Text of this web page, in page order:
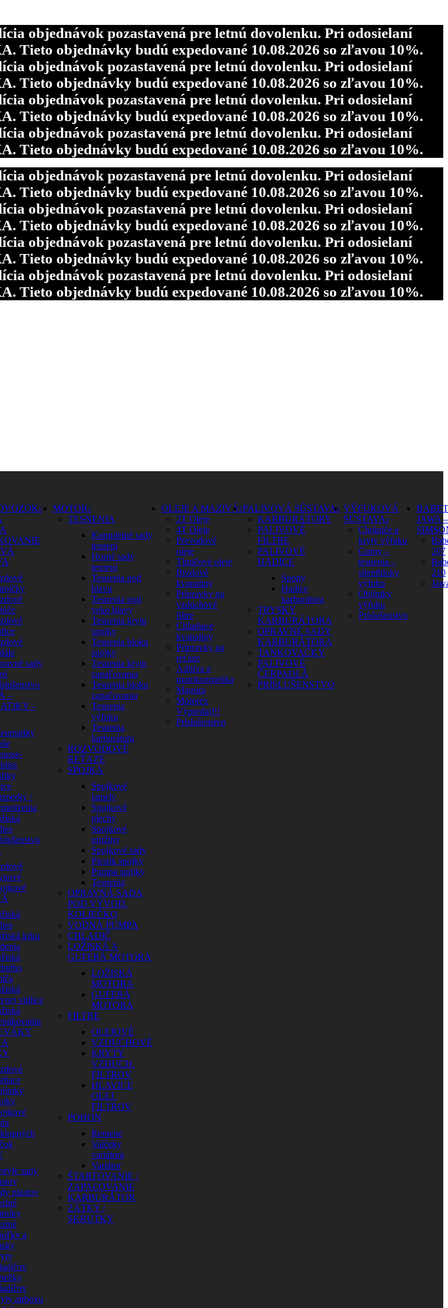
objednávky budú expedované 10.08.2026 so zľavou 10%.
objednávok pozastavená pre letnú dovolenku. Pri odosielaní
Tieto objednávky budú expedované 10.08.2026 so zľavou 10%.
objednávok pozastavená pre letnú dovolenku. Pri odosielaní
Tieto objednávky budú expedované 10.08.2026 so zľavou 10%.
objednávok pozastavená pre letnú dovolenku. Pri odosielaní
Tieto objednávky budú expedované 10.08.2026 so zľavou 10%.
objednávok pozastavená pre letnú dovolenku. Pri odosielaní
Tieto objednávky budú expedované 10.08.2026 so zľavou 10%.
objednávok pozastavená pre letnú dovolenku. Pri odosielaní
Tieto objednávky budú expedované 10.08.2026 so zľavou 10%.
objednávok pozastavená pre letnú dovolenku. Pri odosielaní
Tieto objednávky budú expedované 10.08.2026 so zľavou 10%.
objednávok pozastavená pre letnú dovolenku. Pri odosielaní
Tieto objednávky budú expedované 10.08.2026 so zľavou 10%.
objednávok pozastavená pre letnú dovolenku. Pri odosielaní
Tieto objednávky budú expedované 10.08.2026 so zľavou 10%.
objednávok pozastavená pre letnú dovolenku. Pri odosielaní
Tieto objednávky budú expedované 10.08.2026 so zľavou 10%.
objednávok pozastavená pre letnú dovolenku. Pri odosielaní
Tieto objednávky budú expedované 10.08.2026 so zľavou 10%.
sady
–
–
/
krku
vidlice
sady
plastov
a
airboxu
MOTOR
TESNENIA
Kompletné sady
tesnení
Horné sady
tesnení
Tesnenia pod
hlavu
Tesnenia pod
veko hlavy
Tesnenia krytu
spojky
Tesnenia bloku
spojky
Tesnenia krytu
zapaľovania
Tesnenia bloku
zapaľovania
Tesnenia
výfuku
Tesnenia
karburátora
ROZVODOVÉ
REŤAZE
SPOJKA
Spojkové
lamely
Spojkové
plechy
Spojkové
pružiny
Spojkové sady
Piestik spojky
Pumpa spojky
Tesnenia
OPRAVNÁ SADA
POD VÝVOD.
KOLIEČKO
VODNÁ PUMPA
CHLADIČ
LOŽISKÁ A
GUFERÁ MOTORA
LOŽISKÁ
MOTORA
GUFERÁ
MOTORA
FILTRE
OLEJOVÉ
VZDUCHOVÉ
KRYTY
VZDUCH.
FILTROV
HLAVICE
OLEJ.
FILTROV
POHON
Remene
Valčeky
variátora
Variátor
ŠTARTOVANIE /
ZAPAĽOVANIE
KARBURÁTOR
ZÁTKY /
SKRUTKY
OLEJE A MAZIVÁ
2T Oleje
4T Oleje
Prevodové
oleje
Tlmičové oleje
Brzdové
kvapaliny
Prípravky na
vzduchové
filtre
Chladiace
kvapaliny
Prípravky na
reťaze
Aditíva a
motokozmetika
Magura
Motorex
Výpredaj!!!
Príslušenstvo
PALIVOVÁ SÚSTAVA
KARBURÁTORY
PALIVOVÉ
FILTRE
PALIVOVÉ
HADICE
Spony
Hadice
karburátora
TRYSKY
KARBURÁTORA
OPRAVNÉ SADY
KARBURÁTORA
TANKOVAČKY
PALIVOVÉ
ČERPADLÁ
PRÍSLUŠENSTVO
VÝFUKOVÁ
SÚSTAVA
Chrániče a
kryty výfuku
Gumy –
tesnenia –
silentbloky
výfuku
Objímky
výfuku
Príslušenstvo
JAWA –
207
210